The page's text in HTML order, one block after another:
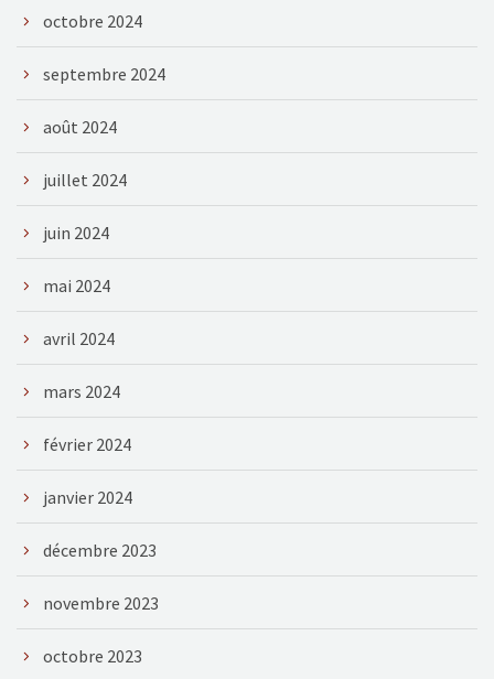
octobre 2024
septembre 2024
août 2024
juillet 2024
juin 2024
mai 2024
avril 2024
mars 2024
février 2024
janvier 2024
décembre 2023
novembre 2023
octobre 2023